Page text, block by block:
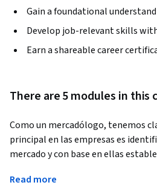
Gain a foundational
Develop job-relevant skills
Earn a shareable career
There are 5 modules in this
Como un mercadólogo, tenemos
principal en las empresas es
mercado y con base en ellas
necesidades de los consumidores.
Read more